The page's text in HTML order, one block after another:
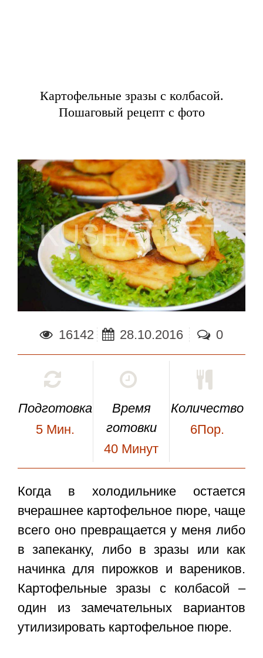
Картофельные зразы с колбасой.
Пошаговый рецепт с фото
16142 28.10.2016 0
Подготовка
5 Мин.
Время
готовки
40 Минут
Количество
6Пор.
Когда в холодильнике остается
вчерашнее картофельное пюре, чаще
всего оно превращается у меня либо
в запеканку, либо в зразы или как
начинка для пирожков и вареников.
Картофельные зразы с колбасой –
один из замечательных вариантов
утилизировать картофельное пюре.